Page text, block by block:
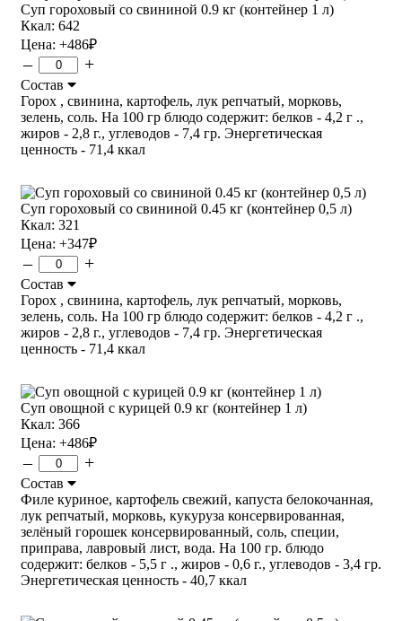
Суп гороховый со свининой 0.9 кг (контейнер 1 л)
Ккал: 642
Цена: +486₽
– +
Состав
Горох , свинина, картофель, лук репчатый, морковь,
зелень, соль. На 100 гр блюдо содержит: белков - 4,2 г .,
жиров - 2,8 г., углеводов - 7,4 гр. Энергетическая
ценность - 71,4 ккал
Суп гороховый со свининой 0.45 кг (контейнер 0,5 л)
Ккал: 321
Цена: +347₽
– +
Состав
Горох , свинина, картофель, лук репчатый, морковь,
зелень, соль. На 100 гр блюдо содержит: белков - 4,2 г .,
жиров - 2,8 г., углеводов - 7,4 гр. Энергетическая
ценность - 71,4 ккал
Суп овощной с курицей 0.9 кг (контейнер 1 л)
Ккал: 366
Цена: +486₽
– +
Состав
Филе куриное, картофель свежий, капуста белокочанная,
лук репчатый, морковь, кукуруза консервированная,
зелёный горошек консервированный, соль, специи,
приправа, лавровый лист, вода. На 100 гр. блюдо
содержит: белков - 5,5 г ., жиров - 0,6 г., углеводов - 3,4 гр.
Энергетическая ценность - 40,7 ккал